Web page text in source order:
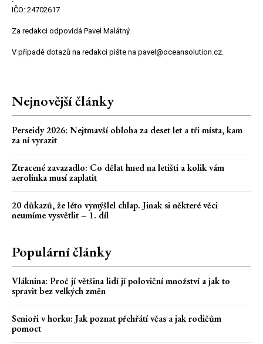
IČO: 24702617
Za redakci odpovídá Pavel Malátný.
V případě dotazů na redakci pište na pavel@oceansolution.cz.
Nejnovější články
Perseidy 2026: Nejtmavší obloha za deset let a tři místa, kam
za ní vyrazit
Ztracené zavazadlo: Co dělat hned na letišti a kolik vám
aerolinka musí zaplatit
20 důkazů, že léto vymýšlel chlap. Jinak si některé věci
neumíme vysvětlit – 1. díl
Populární články
Vláknina: Proč jí většina lidí jí poloviční množství a jak to
spravit bez velkých změn
Senioři v horku: Jak poznat přehřátí včas a jak rodičům
pomoct